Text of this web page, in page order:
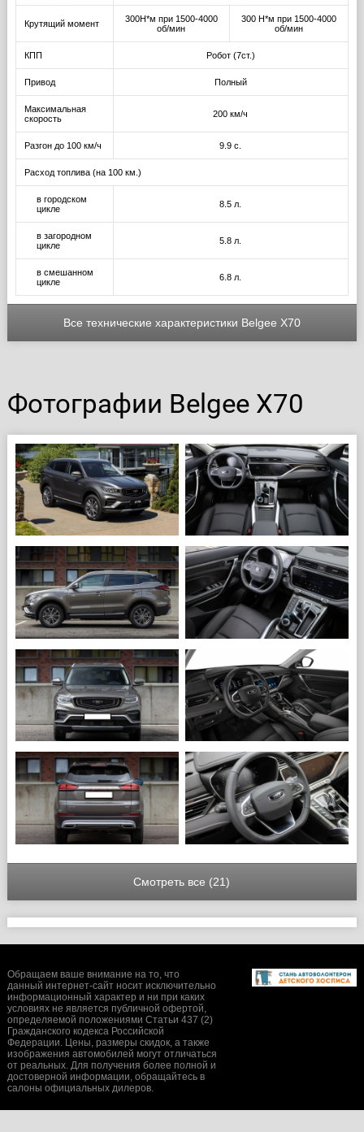
Крутящий момент
300Н*м при 1500-4000
об/мин
300 Н*м при 1500-4000
об/мин
КПП Робот (7ст.)
Привод Полный
Максимальная
скорость
200 км/ч
Разгон до 100 км/ч 9.9 с.
Расход топлива (на 100 км.)
в городском
цикле
8.5 л.
в загородном
цикле
5.8 л.
в смешанном
цикле
6.8 л.
Все технические характеристики Belgee X70
Фотографии Belgee X70
Смотреть все (21)
Обращаем ваше внимание на то, что
данный интернет-сайт носит исключительно
информационный характер и ни при каких
условиях не является публичной офертой,
определяемой положениями Статьи 437 (2)
Гражданского кодекса Российской
Федерации. Цены, размеры скидок, а также
изображения автомобилей могут отличаться
от реальных. Для получения более полной и
достоверной информации, обращайтесь в
салоны официальных дилеров.